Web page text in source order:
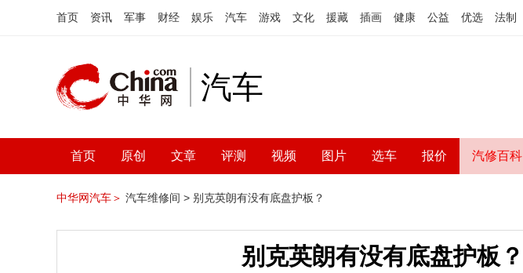
首页 资讯 军事 财经 娱乐 汽车 游戏 文化 援藏 插画 健康 公益 优选 法制
汽车
首页 原创 文章 评测 视频 图片 选车 报价 汽修百科
中华网汽车＞ 汽车维修间 > 别克英朗有没有底盘护板？
别克英朗有没有底盘护板？